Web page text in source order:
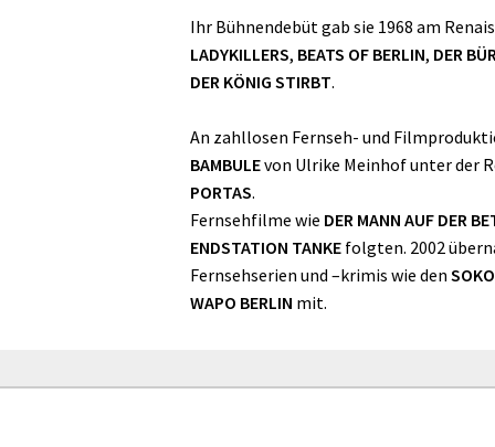
Ihr Bühnendebüt gab sie 1968 am
LADYKILLERS, BEATS OF BERLIN, DER
DER KÖNIG STIRBT.
An zahllosen Fernseh- und
BAMBULEvon Ulrike Meinhof unter der
PORTAS.
Fernsehfilme wie DER MANN AUF DER
ENDSTATION TANKE folgten. 2002
Fernsehserien und –krimis wie den
WAPO BERLIN mit.